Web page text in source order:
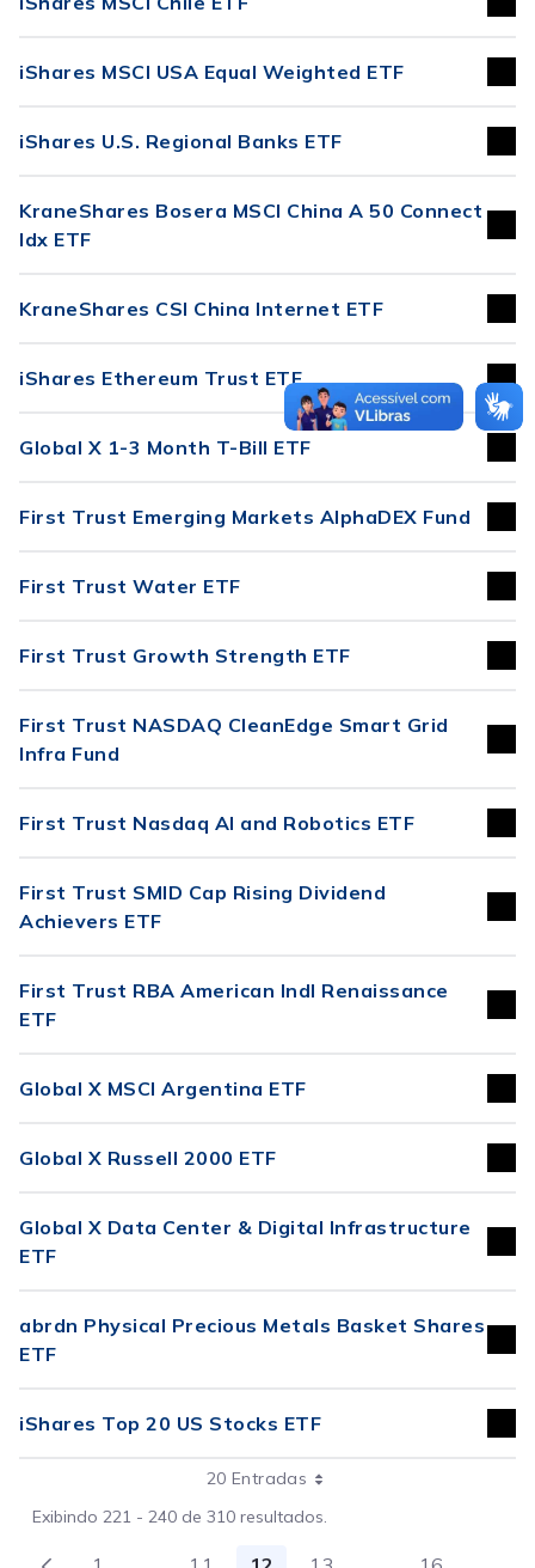
iShares MSCI USA Equal Weighted ETF
iShares U.S. Regional Banks ETF
KraneShares Bosera MSCI China A 50 Connect
Idx ETF
KraneShares CSI China Internet ETF
iShares Ethereum Trust ETF
Global X 1-3 Month T-Bill ETF
First Trust Emerging Markets AlphaDEX Fund
First Trust Water ETF
First Trust Growth Strength ETF
First Trust NASDAQ CleanEdge Smart Grid
Infra Fund
First Trust Nasdaq AI and Robotics ETF
First Trust SMID Cap Rising Dividend
Achievers ETF
First Trust RBA American Indl Renaissance
ETF
Global X MSCI Argentina ETF
Global X Russell 2000 ETF
Global X Data Center & Digital Infrastructure
ETF
abrdn Physical Precious Metals Basket Shares
ETF
iShares Top 20 US Stocks ETF
20 Entradas
Exibindo 221 - 240 de 310 resultados.